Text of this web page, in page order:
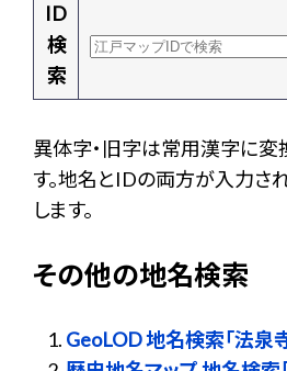
ID
検
索
異体字・旧字は常用漢字に変
す。地名とIDの両方が入力さ
します。
その他の地名検索
GeoLOD 地名検索「法泉